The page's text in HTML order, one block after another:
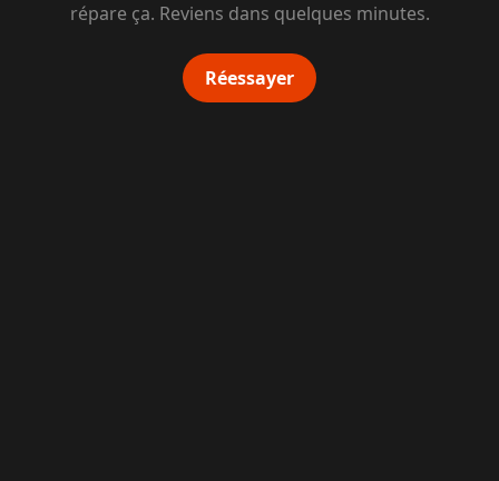
répare ça. Reviens dans quelques minutes.
Réessayer